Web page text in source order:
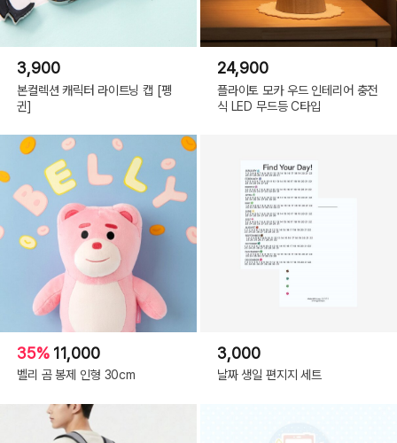
OPTIONS
3,900
본컬렉션 캐릭터 라이트닝 캡 [펭
귄]
24,900
플라이토 모카 우드 인테리어 충전
식 LED 무드등 C타입
35% 11,000
벨리 곰 봉제 인형 30cm
3,000
날짜 생일 편지지 세트